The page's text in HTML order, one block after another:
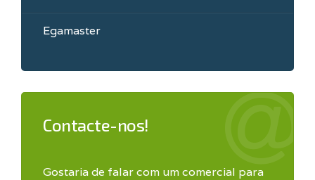
Egamaster
Contacte-nos!
Gostaria de falar com um comercial para